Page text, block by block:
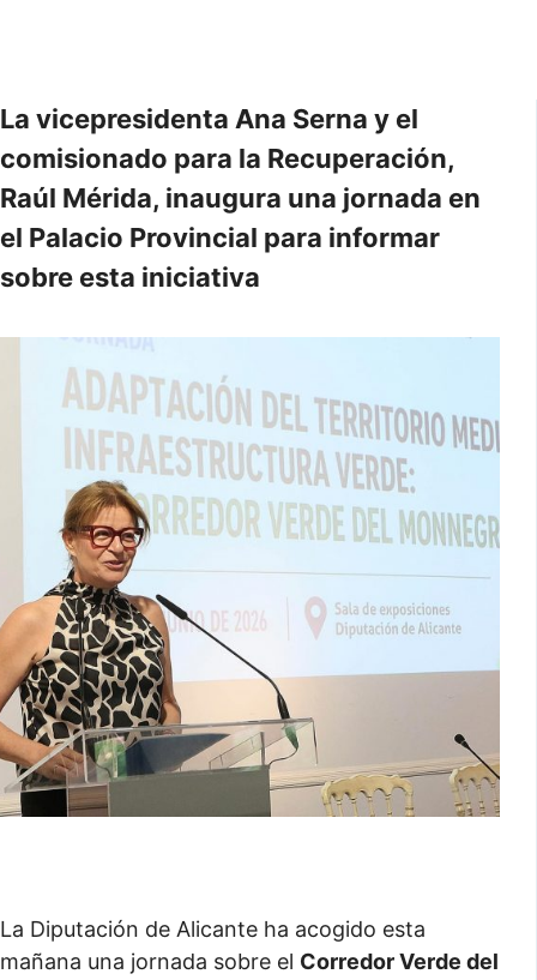
La vicepresidenta Ana Serna y el
comisionado para la Recuperación,
Raúl Mérida, inaugura una jornada en
el Palacio Provincial para informar
sobre esta iniciativa
La Diputación de Alicante ha acogido esta
mañana una jornada sobre el Corredor Verde del